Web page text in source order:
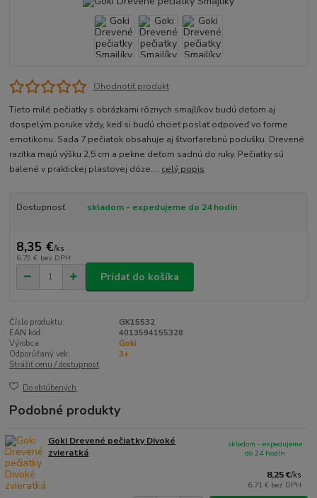
Ohodnotiť produkt
Tieto milé pečiatky s obrázkami rôznych smajlíkov budú deťom aj
dospelým poruke vždy, keď si budú chcieť poslať odpoveď vo forme
emotikonu. Sada 7 pečiatok obsahuje aj štvorfarebnú podušku. Drevené
razítka majú výšku 2,5 cm a pekne deťom sadnú do ruky. Pečiatky sú
balené v praktickej plastovej dóze.... celý popis
Dostupnosť skladom - expedujeme do 24 hodín
8,35 €/ks
6,79 € bez DPH
Pridať do košíka
Číslo produktu:
GK15532
EAN kód:
4013594155328
Výrobca:
Goki
Odporúčaný vek:
3+
Strážiť cenu / dostupnosť
Do obľúbených
Podobné produkty
Goki Drevené pečiatky Divoké
zvieratká
8,25 €/ks
6,71 € bez DPH
skladom - expedujeme
do 24 hodín